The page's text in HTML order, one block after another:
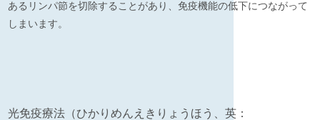
あるリンパ節を切除することがあり、免疫機能の低下につながって
しまいます。
光免疫療法（ひかりめんえきりょうほう、英：